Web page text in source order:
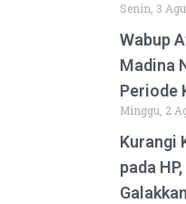
Senin, 3
Wabup
Madina
Periode
Minggu, 2
Kurangi
pada